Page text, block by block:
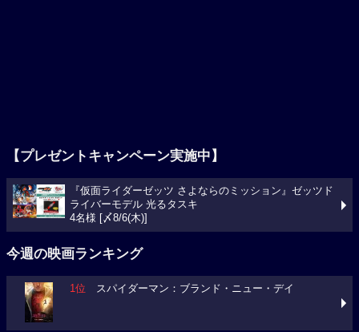
【プレゼントキャンペーン実施中】
『仮面ライダーゼッツ さよならのミッション』ゼッツド
ライバーモデル 光るタスキ
4名様 [〆8/6(木)]
今週の映画ランキング
1位 スパイダーマン：ブランド・ニュー・デイ